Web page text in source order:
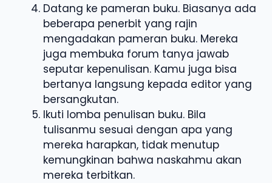
Datang ke pameran buku. Biasanya ada
beberapa penerbit yang rajin
mengadakan pameran buku. Mereka
juga membuka forum tanya jawab
seputar kepenulisan. Kamu juga bisa
bertanya langsung kepada editor yang
bersangkutan.
Ikuti lomba penulisan buku. Bila
tulisanmu sesuai dengan apa yang
mereka harapkan, tidak menutup
kemungkinan bahwa naskahmu akan
mereka terbitkan.